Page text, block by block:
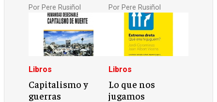
Por Pere Rusiñol Por Pere Rusiñol
Libros
Capitalismo y
guerras
Libros
Lo que nos
jugamos